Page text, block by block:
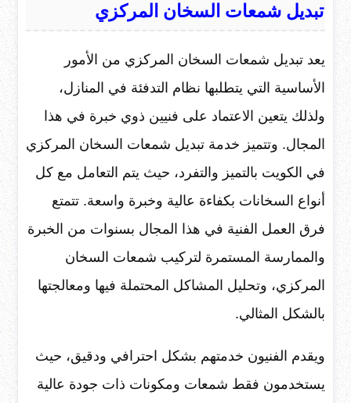
تبديل شمعات السخان المركزي
يعد تبديل شمعات السخان المركزي من الأمور
الأساسية التي يتطلبها نظام التدفئة في المنازل،
ولذلك يتعين الاعتماد على فنيين ذوي خبرة في هذا
المجال. وتتميز خدمة تبديل شمعات السخان المركزي
في الكويت بالتميز والتفرد، حيث يتم التعامل مع كل
أنواع السخانات بكفاءة عالية وخبرة واسعة. تتمتع
فرق العمل الفنية في هذا المجال بسنوات من الخبرة
والممارسة المستمرة لتركيب شمعات السخان
المركزي، وتحليل المشاكل المحتملة فيها ومعالجتها
بالشكل المثالي.
ويقدم الفنيون خدمتهم بشكل احترافي ودقيق، حيث
يستخدمون فقط شمعات ومكونات ذات جودة عالية